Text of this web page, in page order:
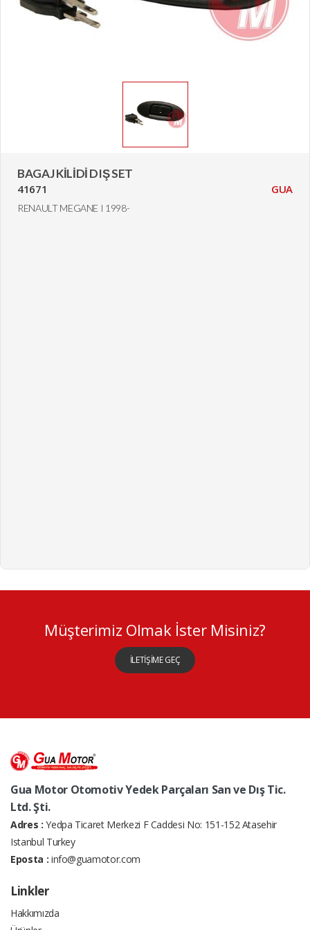
BAGAJ KİLİDİ DIŞ SET
41671 GUA
RENAULT MEGANE I 1998-
Müşterimiz Olmak İster Misiniz?
İLETİŞİME GEÇ
Gua Motor Otomotiv Yedek Parçaları San ve Dış Tic.
Ltd. Şti.
Adres : Yedpa Ticaret Merkezi F Caddesi No: 151-152 Atasehir
Istanbul Turkey
Eposta : info@guamotor.com
Linkler
Hakkımızda